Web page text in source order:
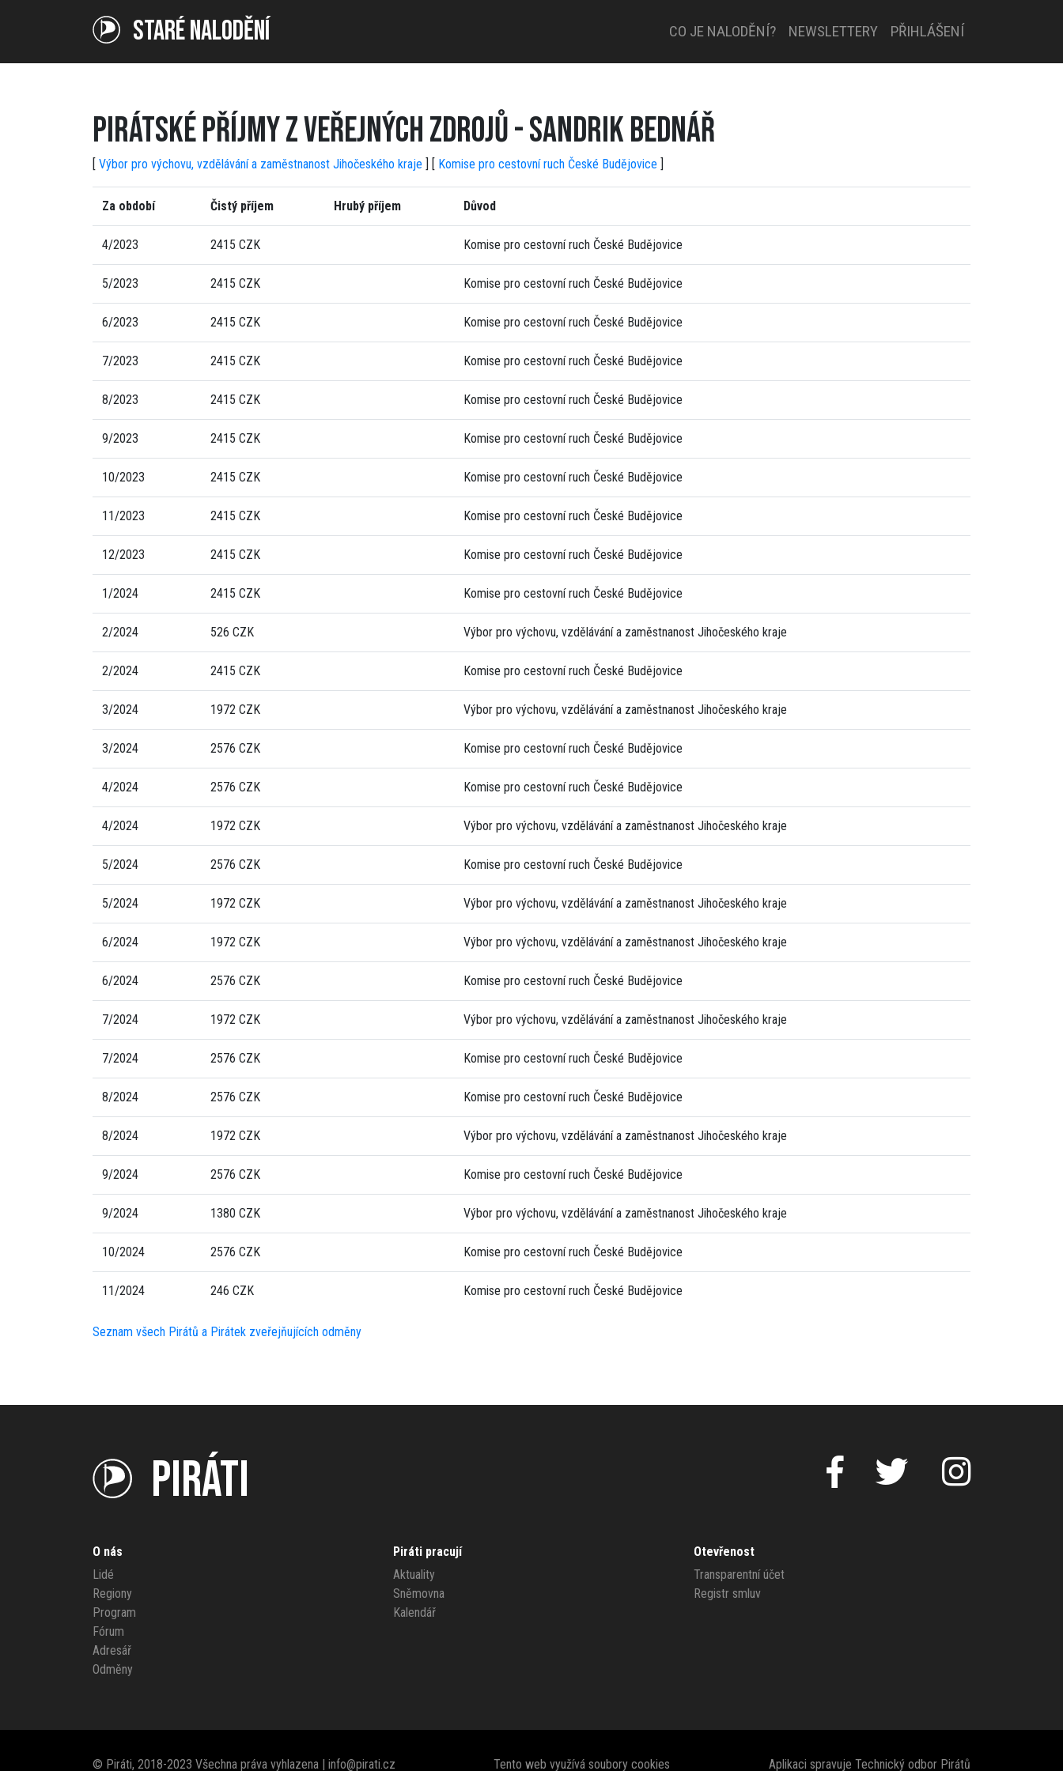
STARÉ NALODĚNÍ CO JE NALODĚNÍ? NEWSLETTERY PŘIHLÁŠENÍ
PIRÁTSKÉ PŘÍJMY Z VEŘEJNÝCH ZDROJŮ - SANDRIK BEDNÁŘ
[ Výbor pro výchovu, vzdělávání a zaměstnanost Jihočeského kraje ] [ Komise pro cestovní ruch České Budějovice ]
Za období Čistý příjem Hrubý příjem Důvod
4/2023 2415 CZK Komise pro cestovní ruch České Budějovice
5/2023 2415 CZK Komise pro cestovní ruch České Budějovice
6/2023 2415 CZK Komise pro cestovní ruch České Budějovice
7/2023 2415 CZK Komise pro cestovní ruch České Budějovice
8/2023 2415 CZK Komise pro cestovní ruch České Budějovice
9/2023 2415 CZK Komise pro cestovní ruch České Budějovice
10/2023 2415 CZK Komise pro cestovní ruch České Budějovice
11/2023 2415 CZK Komise pro cestovní ruch České Budějovice
12/2023 2415 CZK Komise pro cestovní ruch České Budějovice
1/2024 2415 CZK Komise pro cestovní ruch České Budějovice
2/2024 526 CZK Výbor pro výchovu, vzdělávání a zaměstnanost Jihočeského kraje
2/2024 2415 CZK Komise pro cestovní ruch České Budějovice
3/2024 1972 CZK Výbor pro výchovu, vzdělávání a zaměstnanost Jihočeského kraje
3/2024 2576 CZK Komise pro cestovní ruch České Budějovice
4/2024 2576 CZK Komise pro cestovní ruch České Budějovice
4/2024 1972 CZK Výbor pro výchovu, vzdělávání a zaměstnanost Jihočeského kraje
5/2024 2576 CZK Komise pro cestovní ruch České Budějovice
5/2024 1972 CZK Výbor pro výchovu, vzdělávání a zaměstnanost Jihočeského kraje
6/2024 1972 CZK Výbor pro výchovu, vzdělávání a zaměstnanost Jihočeského kraje
6/2024 2576 CZK Komise pro cestovní ruch České Budějovice
7/2024 1972 CZK Výbor pro výchovu, vzdělávání a zaměstnanost Jihočeského kraje
7/2024 2576 CZK Komise pro cestovní ruch České Budějovice
8/2024 2576 CZK Komise pro cestovní ruch České Budějovice
8/2024 1972 CZK Výbor pro výchovu, vzdělávání a zaměstnanost Jihočeského kraje
9/2024 2576 CZK Komise pro cestovní ruch České Budějovice
9/2024 1380 CZK Výbor pro výchovu, vzdělávání a zaměstnanost Jihočeského kraje
10/2024 2576 CZK Komise pro cestovní ruch České Budějovice
11/2024 246 CZK Komise pro cestovní ruch České Budějovice
Seznam všech Pirátů a Pirátek zveřejňujících odměny
PIRÁTI
O nás
Lidé
Regiony
Program
Fórum
Adresář
Odměny
Piráti pracují
Aktuality
Sněmovna
Kalendář
Otevřenost
Transparentní účet
Registr smluv
© Piráti, 2018-2023 Všechna práva vyhlazena | info@pirati.cz Tento web využívá soubory cookies Aplikaci spravuje Technický odbor Pirátů